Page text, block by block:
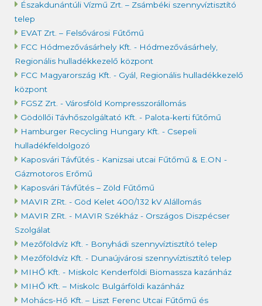
Északdunántúli Vízmű Zrt. – Zsámbéki szennyvíztisztító
telep
EVAT Zrt. – Felsővárosi Fűtőmű
FCC Hódmezővásárhely Kft. - Hódmezővásárhely,
Regionális hulladékkezelő központ
FCC Magyarország Kft. - Gyál, Regionális hulladékkezelő
központ
FGSZ Zrt. - Városföld Kompresszorállomás
Gödöllői Távhőszolgáltató Kft. - Palota-kerti fűtőmű
Hamburger Recycling Hungary Kft. - Csepeli
hulladékfeldolgozó
Kaposvári Távfűtés - Kanizsai utcai Fűtőmű & E.ON -
Gázmotoros Erőmű
Kaposvári Távfűtés – Zöld Fűtőmű
MAVIR ZRt. - Göd Kelet 400/132 kV Alállomás
MAVIR ZRt. - MAVIR Székház - Országos Diszpécser
Szolgálat
Mezőföldvíz Kft. - Bonyhádi szennyvíztisztító telep
Mezőföldvíz Kft. - Dunaújvárosi szennyvíztisztító telep
MIHŐ Kft. - Miskolc Kenderföldi Biomassza kazánház
MIHŐ Kft. – Miskolc Bulgárföldi kazánház
Mohács-Hő Kft. – Liszt Ferenc Utcai Fűtőmű és